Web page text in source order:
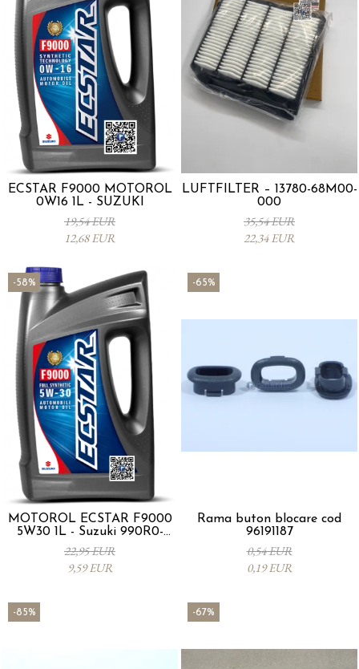
ECSTAR F9000 MOTORÖL
0W16 1L - SUZUKI
19,54 EUR
12,68 EUR
LUFTFILTER – 13780-68M00-
000
35,54 EUR
22,34 EUR
-58%
MOTORÖL ECSTAR F9000
5W30 1L - Suzuki 990R0-
21E72-001
22,95 EUR
9,59 EUR
-65%
Rama buton blocare cod
96191187
0,54 EUR
0,19 EUR
-85% -67%